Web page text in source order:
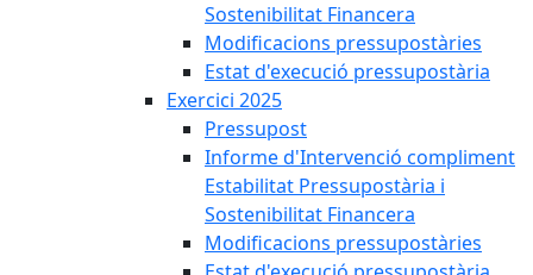
Sostenibilitat Financera
Modificacions pressupostàries
Estat d'execució pressupostària
Exercici 2025
Pressupost
Informe d'Intervenció compliment
Estabilitat Pressupostària i
Sostenibilitat Financera
Modificacions pressupostàries